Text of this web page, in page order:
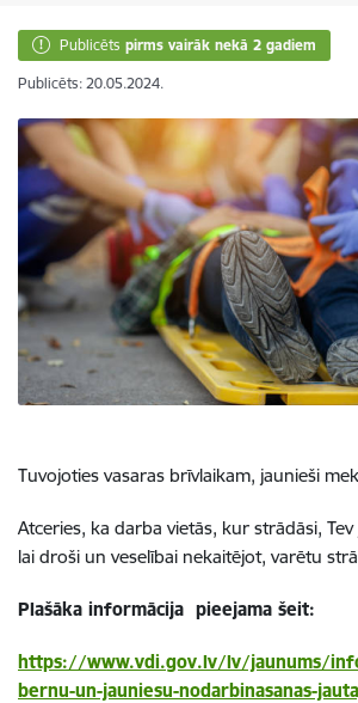
Publicēts pirms vairāk nekā 2 gadiem
Publicēts: 20.05.2024.
Tuvojoties vasaras brīvlaikam, jaunieši
Atceries, ka darba vietās, kur strādāsi,
lai droši un veselībai nekaitējot, varētu
Plašāka informācija pieejama šeit:
https://www.vdi.gov.lv/lv/jaunums/
bernu-un-jauniesu-nodarbinasanas-